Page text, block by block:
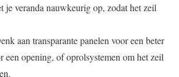
je veranda nauwkeurig op, zodat het zeil
aan transparante panelen voor een beter
een opening, of oprolsystemen om het zeil